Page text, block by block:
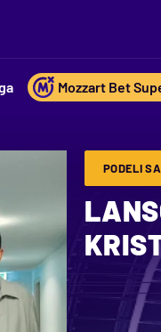
Mozzart Bet
PODELI